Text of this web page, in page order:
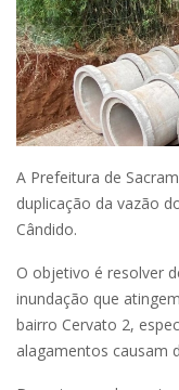
A Prefeitura de
duplicação da vazão
Cândido.
O objetivo é resolver
inundação que
bairro Cervato 2,
alagamentos causam